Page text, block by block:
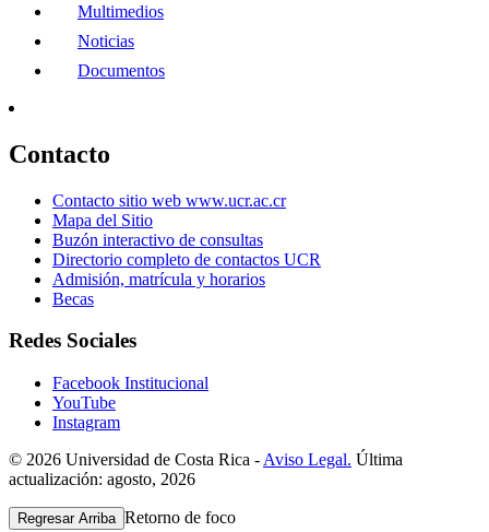
Multimedios
Noticias
Documentos
Contacto
Contacto sitio web www.ucr.ac.cr
Mapa del Sitio
Buzón interactivo de consultas
Directorio completo de contactos UCR
Admisión, matrícula y horarios
Becas
Redes Sociales
Facebook Institucional
YouTube
Instagram
© 2026 Universidad de Costa Rica - Aviso Legal. Última
actualización: agosto, 2026
Regresar Arriba Retorno de foco